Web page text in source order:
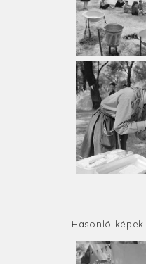
Hasonló képek: